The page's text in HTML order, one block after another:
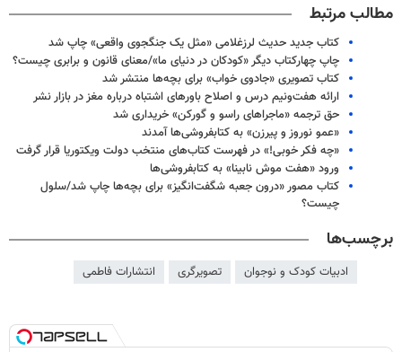
مطالب مرتبط
کتاب جدید حدیث لرزغلامی «مثل یک جنگجوی واقعی» چاپ شد
چاپ چهارکتاب دیگر «کودکان در دنیای ما»/معنای قانون و برابری چیست؟
کتاب تصویری «جادوی خواب» برای بچه‌ها منتشر شد
ارائه هفت‌ونیم درس و اصلاح باورهای اشتباه درباره مغز در بازار نشر
حق ترجمه «ماجراهای راسو و گورکن» خریداری شد
«عمو نوروز و پیرزن» به کتابفروشی‌ها آمدند
«چه فکر خوبی!» در فهرست کتاب‌های منتخب دولت ویکتوریا قرار گرفت
ورود «هفت موش نابینا» به کتابفروشی‌ها
کتاب مصور «درون جعبه شگفت‌انگیز» برای بچه‌ها چاپ شد/سلول
چیست؟
برچسب‌ها
ادبیات کودک و نوجوان تصویرگری انتشارات فاطمی